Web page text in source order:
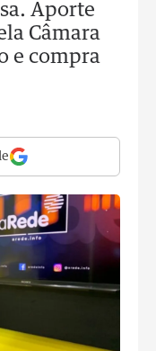
Aporte
Câmara
e compra